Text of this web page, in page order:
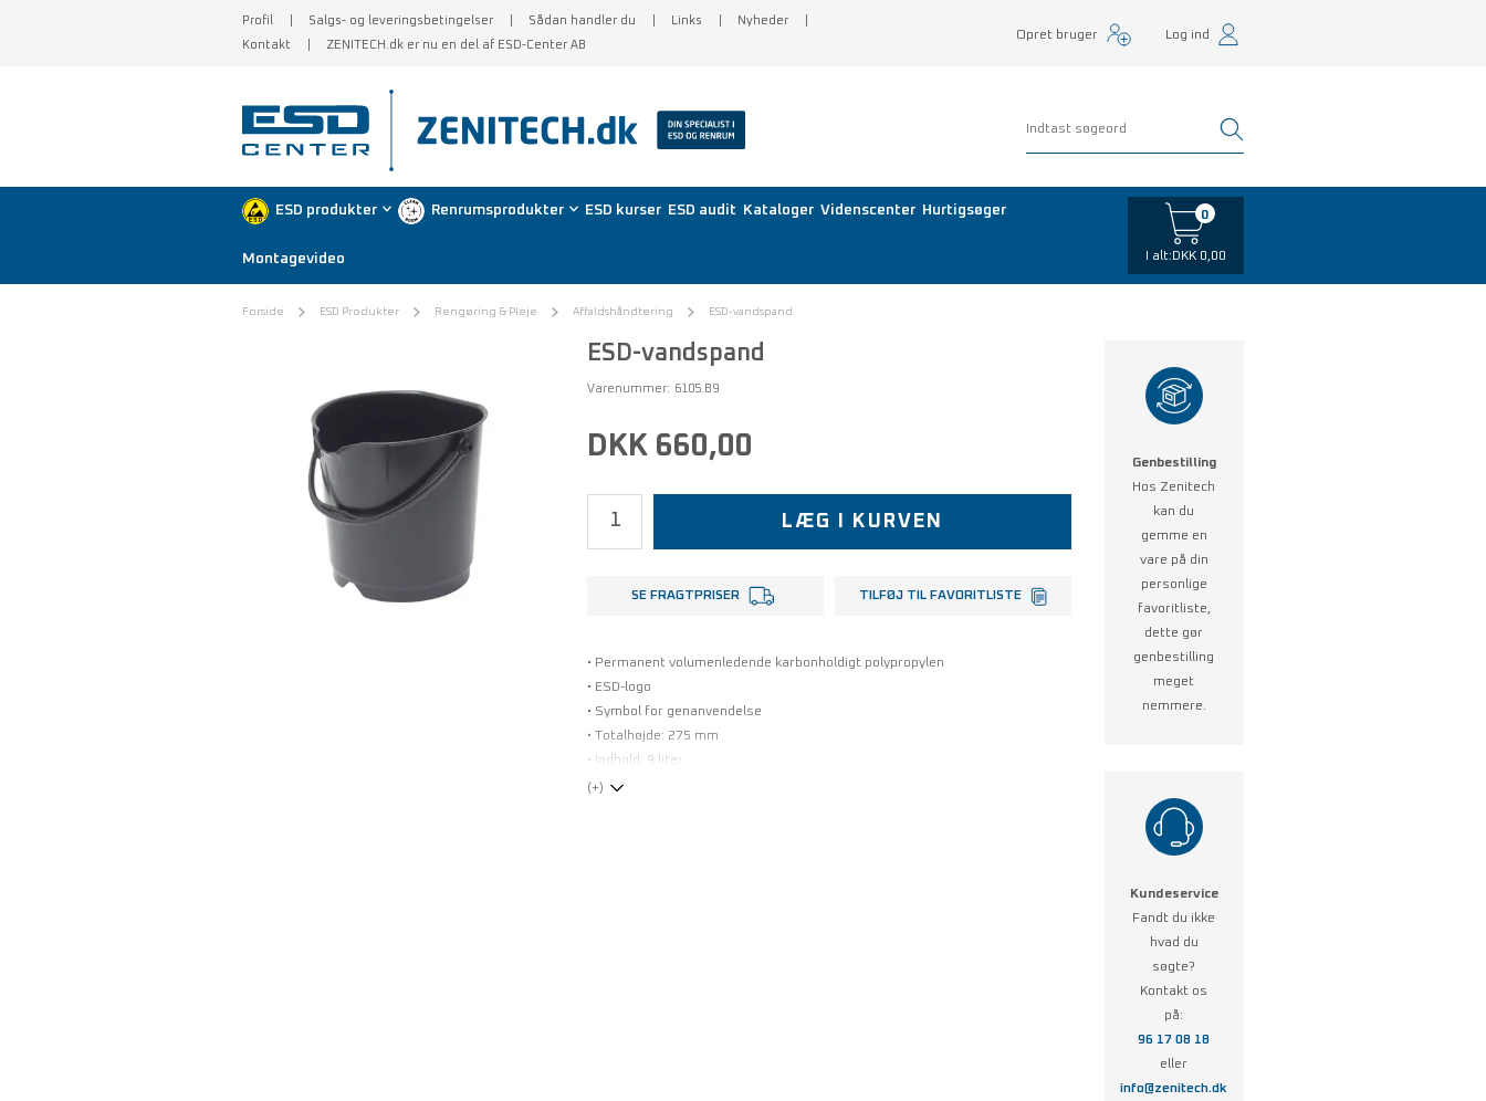
Profil Salgs- og leveringsbetingelser Sådan handler du Links
Nyheder
Kontakt
ZENITECH.dk er nu en del af ESD-Center AB
Opret bruger Log ind
ESD produkter Renrumsprodukter ESD kurser ESD audit Kataloger Videnscenter Hurtigsøger
Montagevideo
0
I alt: DKK 0,00
Forside ESD Produkter Rengøring & Pleje Affaldshåndtering ESD-vandspand
ESD-vandspand
Varenummer: 6105.B9
DKK 660,00
LÆG I KURVEN
SE FRAGTPRISER TILFØJ TIL FAVORITLISTE
• Permanent volumenledende karbonholdigt polypropylen
• ESD-logo
• Symbol for genanvendelse
• Totalhøjde: 275 mm
• Indhold: 9 liter
(+)
Genbestilling
Hos Zenitech
kan du
gemme en
vare på din
personlige
favoritliste,
dette gør
genbestilling
meget
nemmere.
Kundeservice
Fandt du ikke
hvad du
søgte?
Kontakt os
på:
96 17 08 18
eller
info@zenitech.dk